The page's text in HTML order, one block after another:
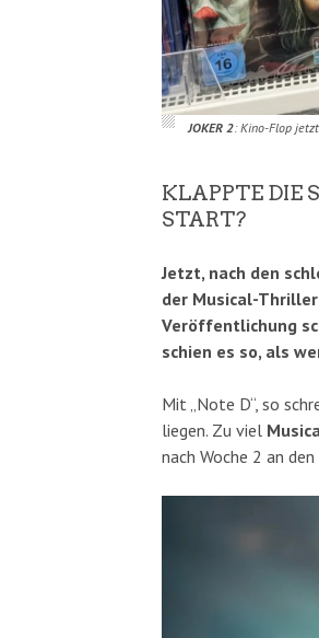
JOKER 2: Kino-Flop
KLAPPTE DIE
START?
Jetzt, nach den
der Musical-
Veröffentlichung
schien es so, als
Mit „Note D“, so
liegen. Zu viel
nach Woche 2 an den